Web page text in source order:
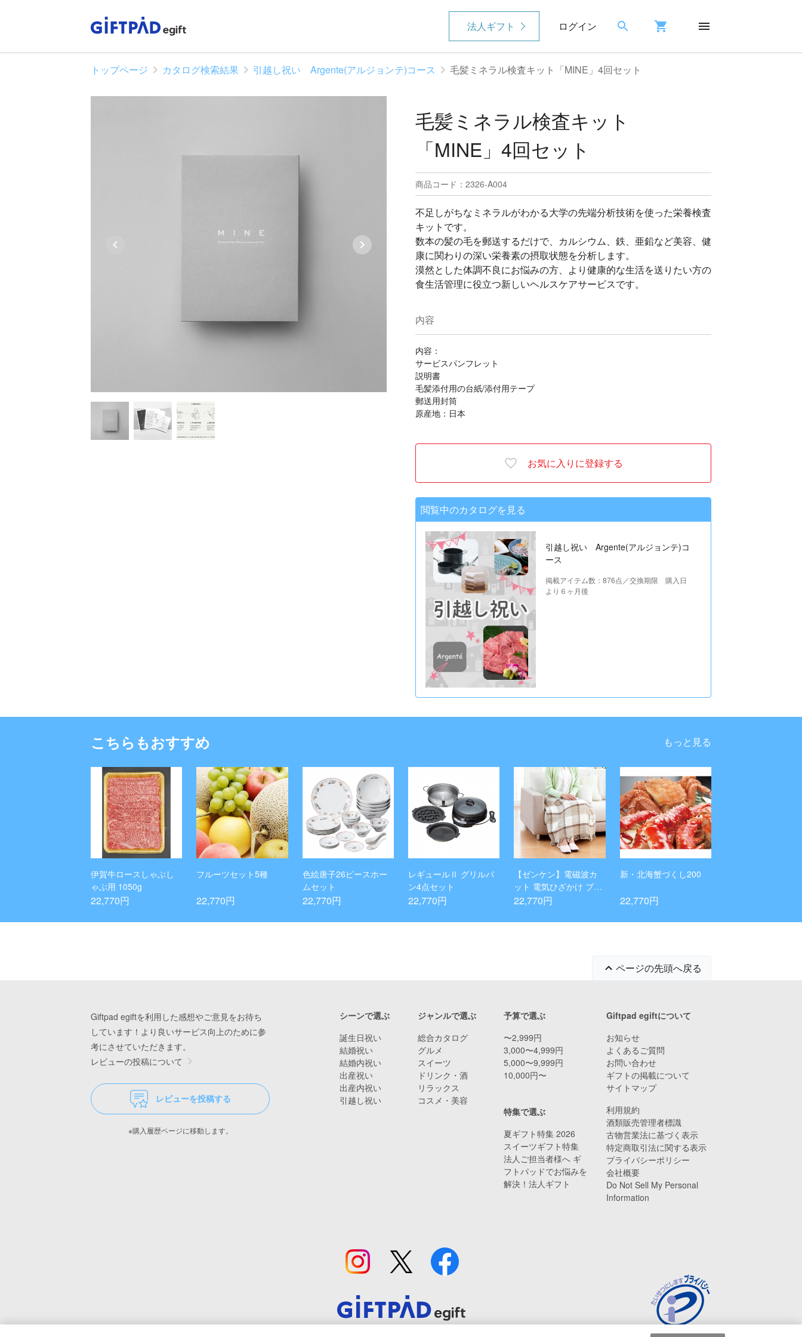
法人ギフト ログイン
トップページ カタログ検索結果 引越し祝い Argente(アルジョンテ)コース 毛髪ミネラル検査キット「MINE」4回セット
毛髪ミネラル検査キット
「MINE」4回セット
商品コード：2326-A004
不足しがちなミネラルがわかる大学の先端分析技術を使った栄養検査
キットです。
数本の髪の毛を郵送するだけで、カルシウム、鉄、亜鉛など美容、健
康に関わりの深い栄養素の摂取状態を分析します。
漠然とした体調不良にお悩みの方、より健康的な生活を送りたい方の
食生活管理に役立つ新しいヘルスケアサービスです。
内容
内容：
サービスパンフレット
説明書
毛髪添付用の台紙/添付用テープ
郵送用封筒
原産地：日本
お気に入りに登録する
閲覧中のカタログを見る
引越し祝い Argente(アルジョンテ)コ
ース
掲載アイテム数：876点／交換期限 購入日
より６ヶ月後
こちらもおすすめ もっと見る
伊賀牛ロースしゃぶし
ゃぶ用 1050g
22,770円
フルーツセット5種
22,770円
色絵唐子26ピースホー
ムセット
22,770円
レギュールⅡ グリルパ
ン4点セット
22,770円
【ゼンケン】電磁波カ
ット 電気ひざかけ ブラ
ウン
22,770円
新・北海蟹づくし200
22,770円
ページの先頭へ戻る
Giftpad egiftを利用した感想やご意見をお待ち
しています！より良いサービス向上のために参
考にさせていただきます。
レビューの投稿について
レビューを投稿する
※購入履歴ページに移動します。
シーンで選ぶ
誕生日祝い
結婚祝い
結婚内祝い
出産祝い
出産内祝い
引越し祝い
予算で選ぶ
〜2,999円
3,000〜4,999円
5,000〜9,999円
10,000円〜
ジャンルで選ぶ
総合カタログ
グルメ
スイーツ
ドリンク・酒
リラックス
コスメ・美容
特集で選ぶ
夏ギフト特集 2026
スイーツギフト特集
法人ご担当者様へ ギ
フトパッドでお悩みを
解決！法人ギフト
Giftpad egiftについて
お知らせ
よくあるご質問
お問い合わせ
ギフトの掲載について
サイトマップ
利用規約
酒類販売管理者標識
古物営業法に基づく表示
特定商取引法に関する表示
プライバシーポリシー
会社概要
Do Not Sell My Personal
Information